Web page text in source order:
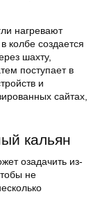
нагревают
колбе создается
шахту,
поступает в
и
сайтах,
кальян
озадачить из-
не